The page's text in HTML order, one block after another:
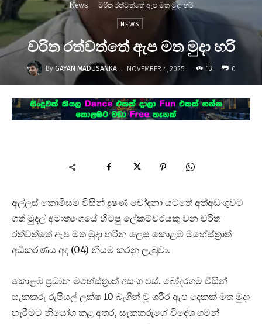
News චරිත රත්වත්තේ ඇප මත මුදා හරි
NEWS
චරිත රත්වත්තේ ඇප මත මුදා හරි
By GAYAN MADUSANKA - NOVEMBER 4, 2025 13 0
අල්ලස් කොමිසම විසින් දූෂණ චෝදනා යටතේ අත්අඩංගුවට
ගත් මුදල් අමාත්‍යංශයේ හිටපු ලේකම්වරයකු වන චරිත
රත්වත්තේ ඇප මත මුදා හරින ලෙස කොළඹ මහේස්ත්‍රාත්
අධිකරණය අද (04) නියම කරනු ලැබුවා.
කොළඹ ප්‍රධාන මහේස්ත්‍රාත් අසංග එස්. බෝදරගම විසින්
සැකකරු රුපියල් ලක්ෂ 10 බැගින් වූ ශරීර ඇප දෙකක් මත මුදා
හැරීමට නියෝග කළ අතර, සැකකරුගේ විදේශ ගමන්